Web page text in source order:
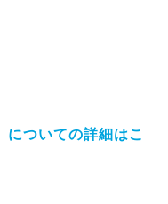
ついての詳細はこ